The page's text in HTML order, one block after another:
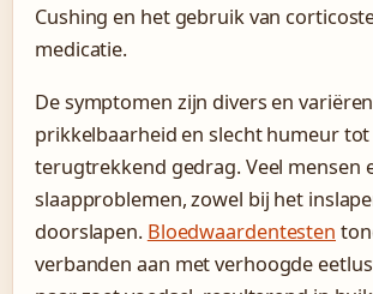
Cushing en het gebruik van
medicatie.
De symptomen zijn divers en
prikkelbaarheid en slecht humeur tot
terugtrekkend gedrag. Veel mensen
slaapproblemen, zowel bij het
doorslapen. Bloedwaardentesten
verbanden aan met verhoogde